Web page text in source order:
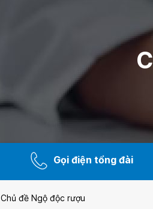
Gọi điện tổng đài
Chủ đề Ngộ độc rượu